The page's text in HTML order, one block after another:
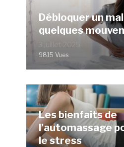
Débloquer un
quelques
3 juillet 2025
9815 Vues
Les bienfaits de
l’automassage
le stress